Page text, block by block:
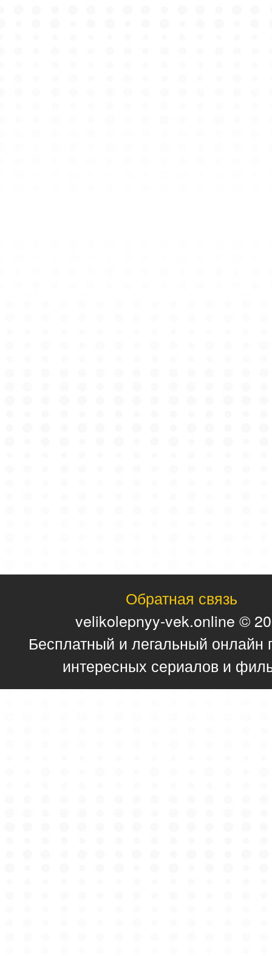
Обратная связь
velikolepnyy-vek.online ©
Бесплатный и легальный онлайн
интересных сериалов и